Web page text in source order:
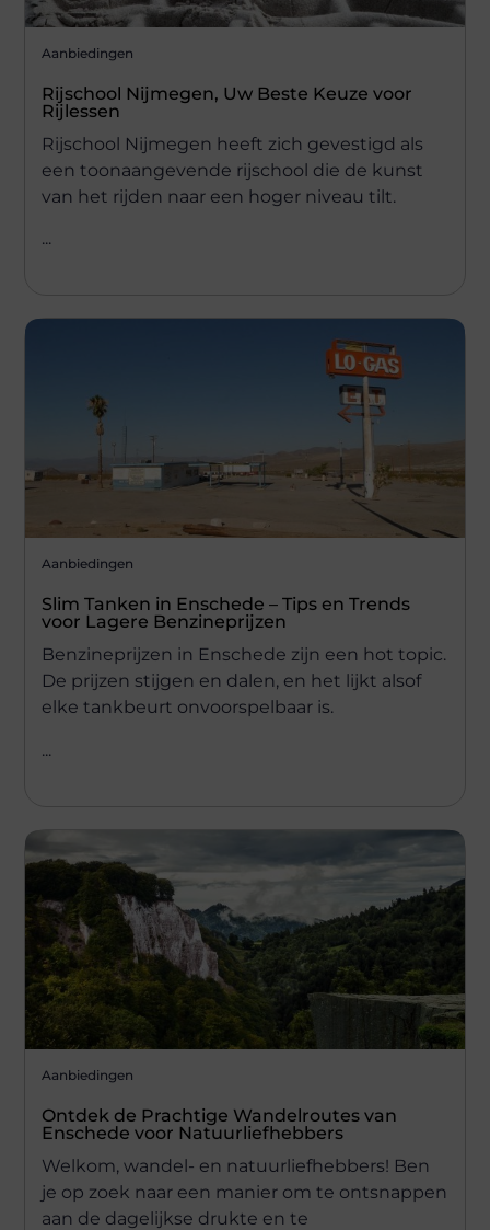
Aanbiedingen
Rijschool Nijmegen, Uw Beste Keuze voor
Rijlessen
Rijschool Nijmegen heeft zich gevestigd als
een toonaangevende rijschool die de kunst
van het rijden naar een hoger niveau tilt.
...
Aanbiedingen
Slim Tanken in Enschede – Tips en Trends
voor Lagere Benzineprijzen
Benzineprijzen in Enschede zijn een hot topic.
De prijzen stijgen en dalen, en het lijkt alsof
elke tankbeurt onvoorspelbaar is.
...
Aanbiedingen
Ontdek de Prachtige Wandelroutes van
Enschede voor Natuurliefhebbers
Welkom, wandel- en natuurliefhebbers! Ben
je op zoek naar een manier om te ontsnappen
aan de dagelijkse drukte en te